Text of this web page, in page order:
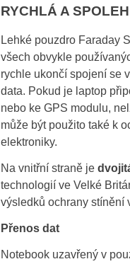
RYCHLÁ A
Lehké pouzdro Faraday
všech obvykle
rychle ukončí spojení se
data. Pokud je laptop
nebo ke GPS modulu,
může být použito také k
elektroniky.
Na vnitřní straně je
technologií ve Velké
výsledků ochrany stínění
Přenos dat
Notebook uzavřený v